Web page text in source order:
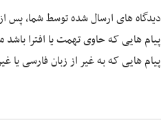
دیدگاه های ارسال شده توسط شما،
پیام هایی که حاوی تهمت یا افترا
پیام هایی که به غیر از زبان فارسی یا